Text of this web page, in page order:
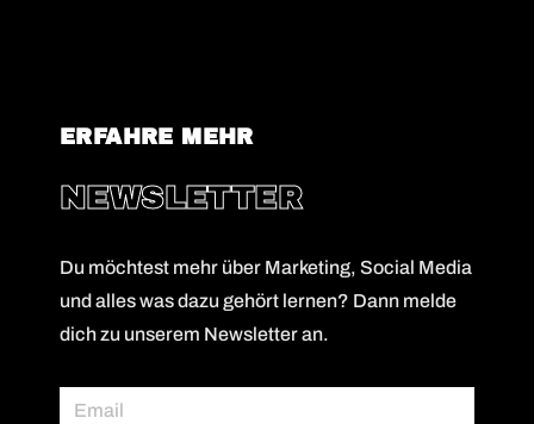
ERFAHRE MEHR
NEWSLETTER
Du möchtest mehr über Marketing, Social Media
und alles was dazu gehört lernen? Dann melde
dich zu unserem Newsletter an.